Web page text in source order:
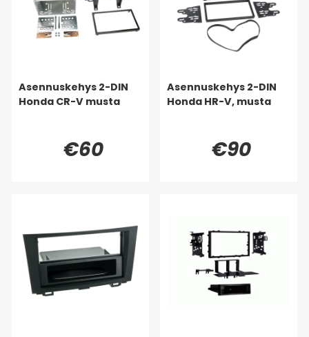
Asennuskehys 2-DIN
Honda CR-V musta
€60
Asennuskehys 2-DIN
Honda HR-V, musta
€90